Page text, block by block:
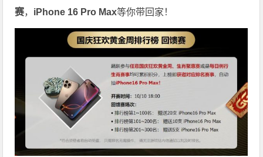
赛， iPhone 16 Pro Max等你带回家！